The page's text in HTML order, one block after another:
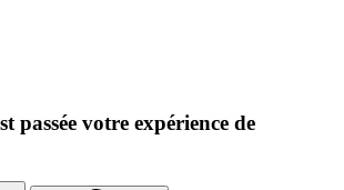
passée votre expérience de